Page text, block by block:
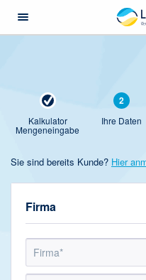
Menü öffnen/schließen
Kalkulator
Mengeneingabe
2
Ihre Daten
Sie sind bereits Kunde? Hier
Firma